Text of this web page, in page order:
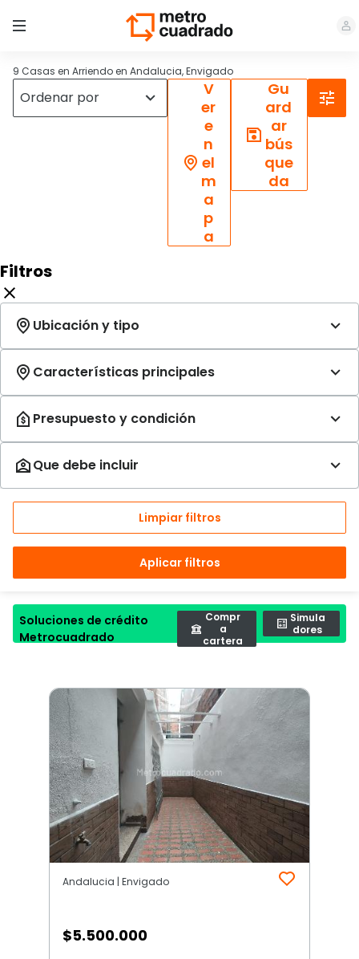
9 Casas en Arriendo en Andalucia, Envigado
V
er
e
n
el
m
a
p
a
Gu
ard
ar
bús
que
da
Filtros
Limpiar filtros
Aplicar filtros
Soluciones de crédito
Metrocuadrado
Compr
a
cartera
Simula
dores
Andalucia | Envigado
$5.500.000